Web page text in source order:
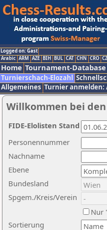
Logged on: Gast
Arabic ARM AZE BIH BUL CAT CHN CRO
Home Tournament-Database
Turnierschach-Elozahl
Allgemeines Turnier anmelden:
Willkommen bei
Nachname
Ebene
Sortierung
Personennummer
Bundesland
Spgem./Kreis/Verein
Nur
FIDE-Elolisten Stand